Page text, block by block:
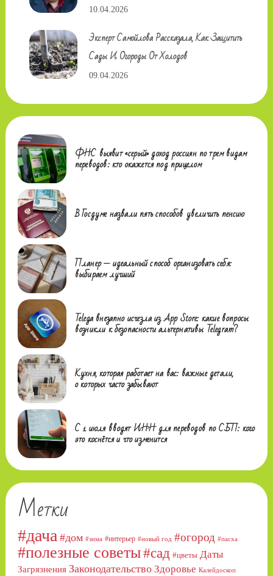
10.04.2026
Эксперт Самойлова Рассказала, Как Защитить
Сады И Огороды От Холодов
09.04.2026
ФНС выявит «серый» доход россиян по трем видам
переводов: кто окажется под прицелом
В Госдуме назвали пять способов увеличить пенсию
Планер — идеальный способ организовать себя:
выбираем лучший
Telega внезапно исчезла из App Store: какие вопросы
возникли к безопасности альтернативы Telegram?
Кухня, которая работает на вас: важные детали,
о которых часто забывают
С 1 июля вводят ИНН для переводов по СБП: кого
это коснётся и что изменится
Метки
#дача #дом #зима #интерьер #новый год #огород #пасха
#полезные советы#сад #цветы Даты
Загрязнения Законодательство Здоровье Калейдоскоп